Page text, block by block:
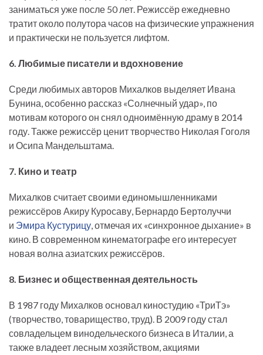
заниматься уже после 50 лет. Режиссёр ежедневно
тратит около полутора часов на физические упражнения
и практически не пользуется лифтом.
6. Любимые писатели и вдохновение
Среди любимых авторов Михалков выделяет Ивана
Бунина, особенно рассказ «Солнечный удар», по
мотивам которого он снял одноимённую драму в 2014
году. Также режиссёр ценит творчество Николая Гоголя
и Осипа Мандельштама.
7. Кино и театр
Михалков считает своими единомышленниками
режиссёров Акиру Куросаву, Бернардо Бертолуччи
и Эмира Кустурицу, отмечая их «синхронное дыхание» в
кино. В современном кинематографе его интересует
новая волна азиатских режиссёров.
8. Бизнес и общественная деятельность
В 1987 году Михалков основал киностудию «ТриТэ»
(творчество, товарищество, труд). В 2009 году стал
совладельцем винодельческого бизнеса в Италии, а
также владеет лесным хозяйством, акциями